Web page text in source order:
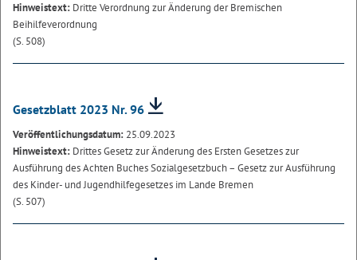
Hinweistext: Dritte Verordnung zur Änderung der Bremischen
Beihilfeverordnung
(S. 508)
Gesetzblatt 2023 Nr. 96
Veröffentlichungsdatum: 25.09.2023
Hinweistext: Drittes Gesetz zur Änderung des Ersten Gesetzes zur
Ausführung des Achten Buches Sozialgesetzbuch – Gesetz zur Ausführung
des Kinder- und Jugendhilfegesetzes im Lande Bremen
(S. 507)